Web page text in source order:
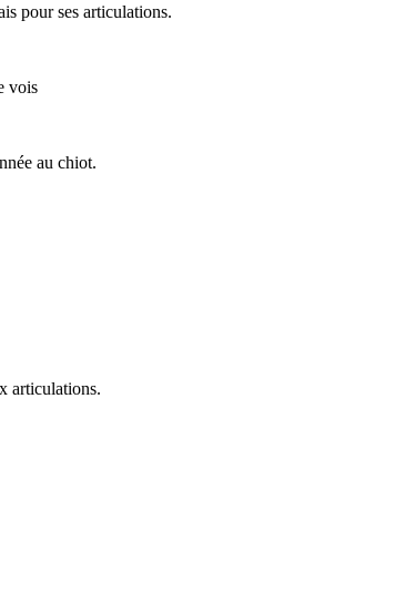
pour ses articulations.
vois
au chiot.
articulations.